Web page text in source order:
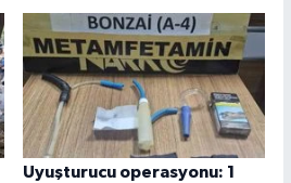
Uyuşturucu operasyonu: 1